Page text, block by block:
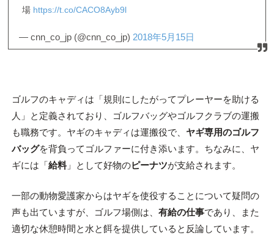
場 https://t.co/CACO8Ayb9l
— cnn_co_jp (@cnn_co_jp) 2018年5月15日
ゴルフのキャディは「規則にしたがってプレーヤーを助ける
人」と定義されており、ゴルフバッグやゴルフクラブの運搬
も職務です。ヤギのキャディは運搬役で、 ヤギ専用のゴルフ
バッグを背負ってゴルファーに付き添います。ちなみに、ヤ
ギには「給料」として好物のピーナツが支給されます。
一部の動物愛護家からはヤギを使役することについて疑問の
声も出ていますが、ゴルフ場側は、 有給の仕事であり、また
適切な休憩時間と水と餌を提供していると反論しています。